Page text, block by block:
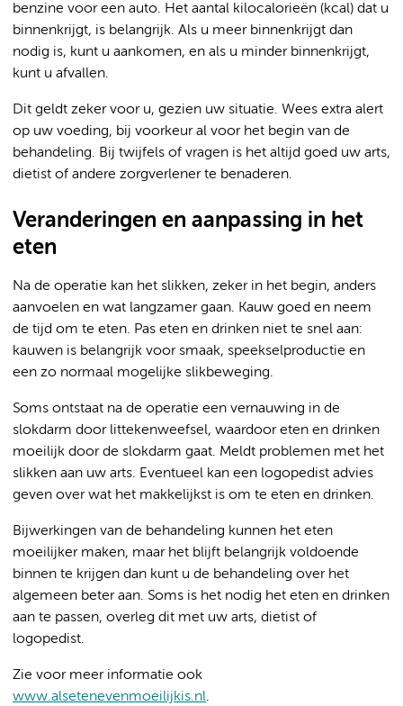
benzine voor een auto. Het aantal kilocalorieën (kcal) dat u
binnenkrijgt, is belangrijk. Als u meer binnenkrijgt dan
nodig is, kunt u aankomen, en als u minder binnenkrijgt,
kunt u afvallen.
Dit geldt zeker voor u, gezien uw situatie. Wees extra alert
op uw voeding, bij voorkeur al voor het begin van de
behandeling. Bij twijfels of vragen is het altijd goed uw arts,
dietist of andere zorgverlener te benaderen.
Veranderingen en aanpassing in het
eten
Na de operatie kan het slikken, zeker in het begin, anders
aanvoelen en wat langzamer gaan. Kauw goed en neem
de tijd om te eten. Pas eten en drinken niet te snel aan:
kauwen is belangrijk voor smaak, speekselproductie en
een zo normaal mogelijke slikbeweging.
Soms ontstaat na de operatie een vernauwing in de
slokdarm door littekenweefsel, waardoor eten en drinken
moeilijk door de slokdarm gaat. Meldt problemen met het
slikken aan uw arts. Eventueel kan een logopedist advies
geven over wat het makkelijkst is om te eten en drinken.
Bijwerkingen van de behandeling kunnen het eten
moeilijker maken, maar het blijft belangrijk voldoende
binnen te krijgen dan kunt u de behandeling over het
algemeen beter aan. Soms is het nodig het eten en drinken
aan te passen, overleg dit met uw arts, dietist of
logopedist.
Zie voor meer informatie ook
www.alsetenevenmoeilijkis.nl.